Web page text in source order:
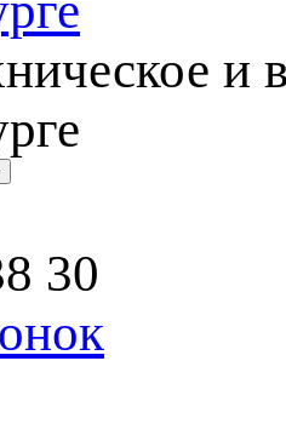
и
30